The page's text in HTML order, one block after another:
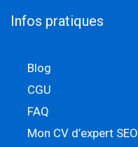
Infos pratiques
Blog
CGU
FAQ
Mon CV d’expert SEO